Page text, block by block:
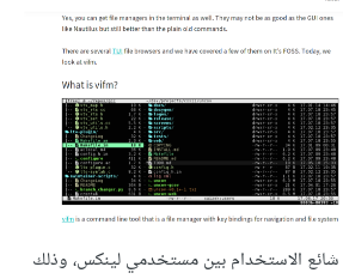
لقد كان متصفح Midori شائع الاستخدام بين مستخدمي لينكس، وذلك